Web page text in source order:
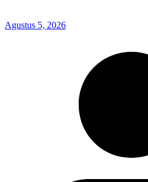
Agustus 5, 2026